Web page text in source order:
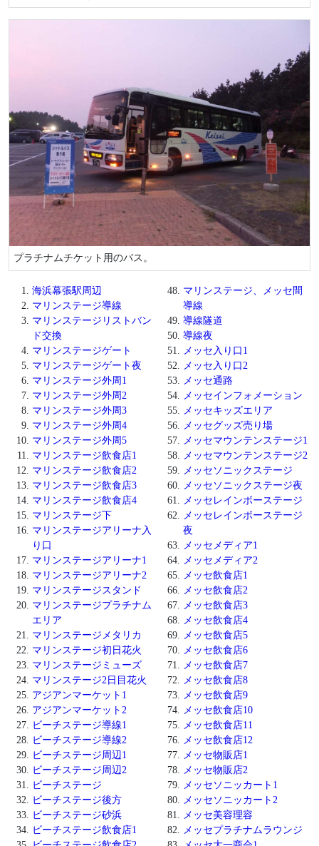
プラチナムチケット用のバス。
海浜幕張駅周辺
マリンステージ導線
マリンステージリストバン
ド交換
マリンステージゲート
マリンステージゲート夜
マリンステージ外周1
マリンステージ外周2
マリンステージ外周3
マリンステージ外周4
マリンステージ外周5
マリンステージ飲食店1
マリンステージ飲食店2
マリンステージ飲食店3
マリンステージ飲食店4
マリンステージ下
マリンステージアリーナ入
り口
マリンステージアリーナ1
マリンステージアリーナ2
マリンステージスタンド
マリンステージプラチナム
エリア
マリンステージメタリカ
マリンステージ初日花火
マリンステージミューズ
マリンステージ2日目花火
アジアンマーケット1
アジアンマーケット2
ビーチステージ導線1
ビーチステージ導線2
ビーチステージ周辺1
ビーチステージ周辺2
ビーチステージ
ビーチステージ後方
ビーチステージ砂浜
ビーチステージ飲食店1
マリンステージ、メッセ間
導線
導線隧道
導線夜
メッセ入り口1
メッセ入り口2
メッセ通路
メッセインフォメーション
メッセキッズエリア
メッセグッズ売り場
メッセマウンテンステージ1
メッセマウンテンステージ2
メッセソニックステージ
メッセソニックステージ夜
メッセレインボーステージ
メッセレインボーステージ
夜
メッセメディア1
メッセメディア2
メッセ飲食店1
メッセ飲食店2
メッセ飲食店3
メッセ飲食店4
メッセ飲食店5
メッセ飲食店6
メッセ飲食店7
メッセ飲食店8
メッセ飲食店9
メッセ飲食店10
メッセ飲食店11
メッセ飲食店12
メッセ物販店1
メッセ物販店2
メッセソニッカート1
メッセソニッカート2
メッセ美容理容
メッセプラチナムラウンジ